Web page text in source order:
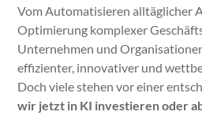
Vom Automa­tisieren alltäglich­er
Opti­mierung kom­plex­er
Unternehmen und
effizien­ter, inno­v­a­tiv­er und
Doch viele ste­hen vor ein­er
wir jet­zt in KI investieren oder